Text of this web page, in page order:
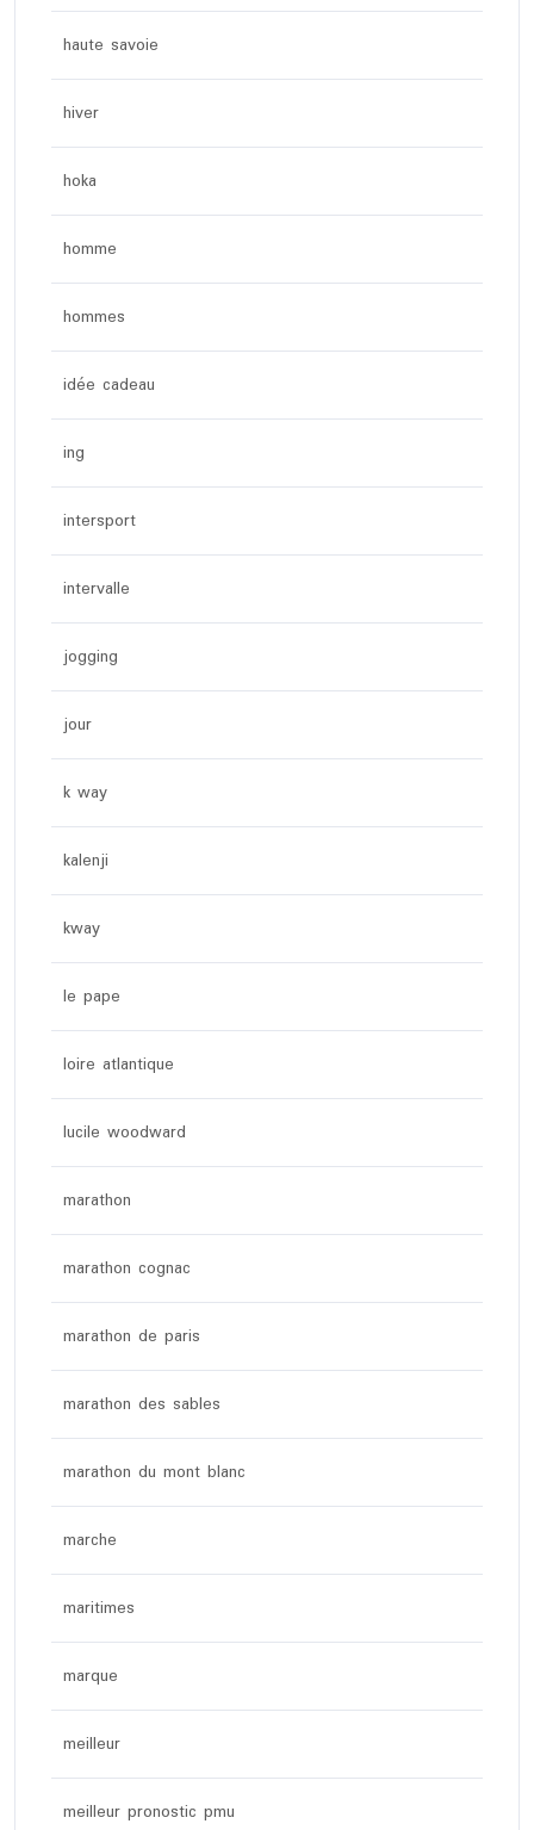
haute savoie
hiver
hoka
homme
hommes
idée cadeau
ing
intersport
intervalle
jogging
jour
k way
kalenji
kway
le pape
loire atlantique
lucile woodward
marathon
marathon cognac
marathon de paris
marathon des sables
marathon du mont blanc
marche
maritimes
marque
meilleur
meilleur pronostic pmu